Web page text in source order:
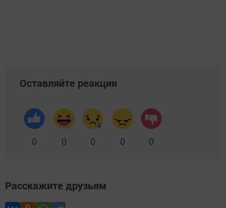
Оставляйте реакции
0 0 0 0 0
Расскажите друзьям